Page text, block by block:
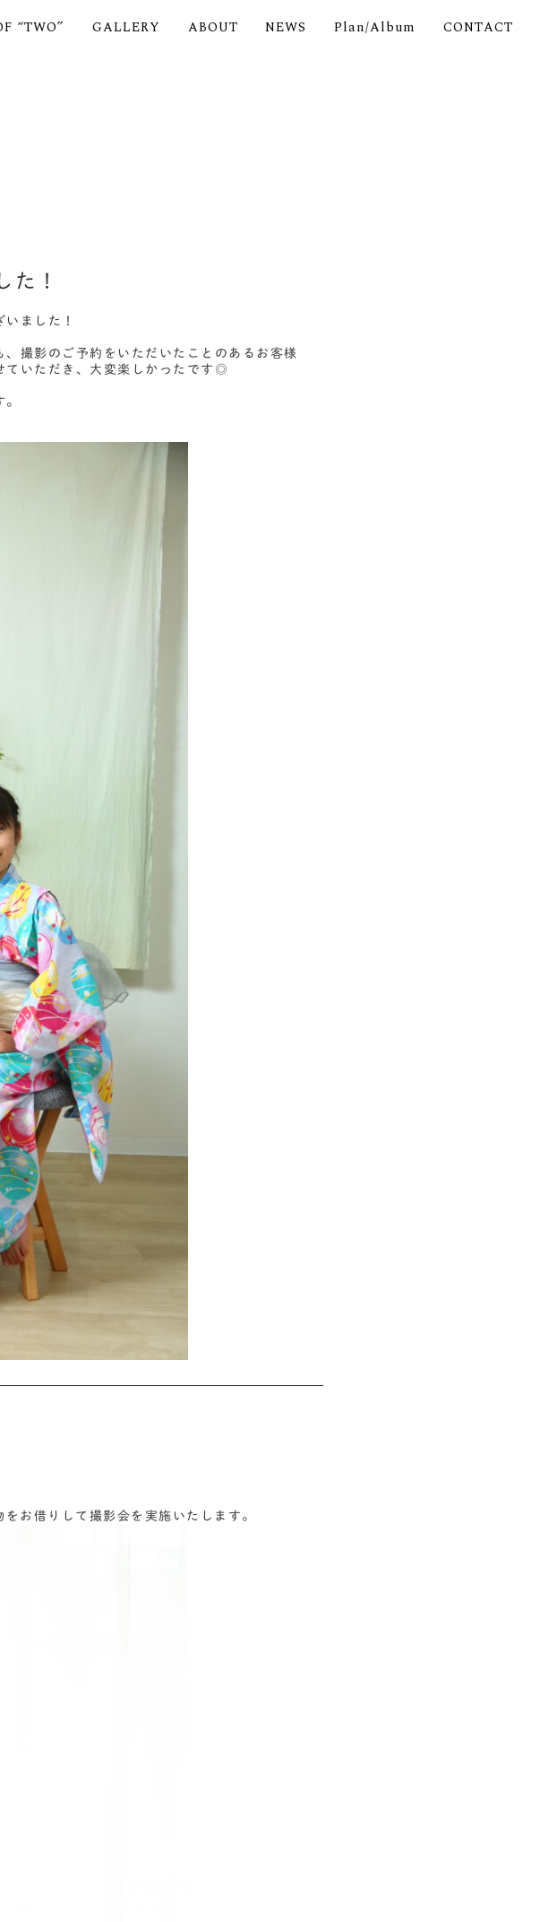
“TWO” GALLERY ABOUT NEWS Plan/Album CONTACT
た！
ました！
撮影のご予約をいただいたことのあるお客様
ていただき、大変楽しかったです◎
お借りして撮影会を実施いたします。